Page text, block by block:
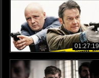
01:27:19